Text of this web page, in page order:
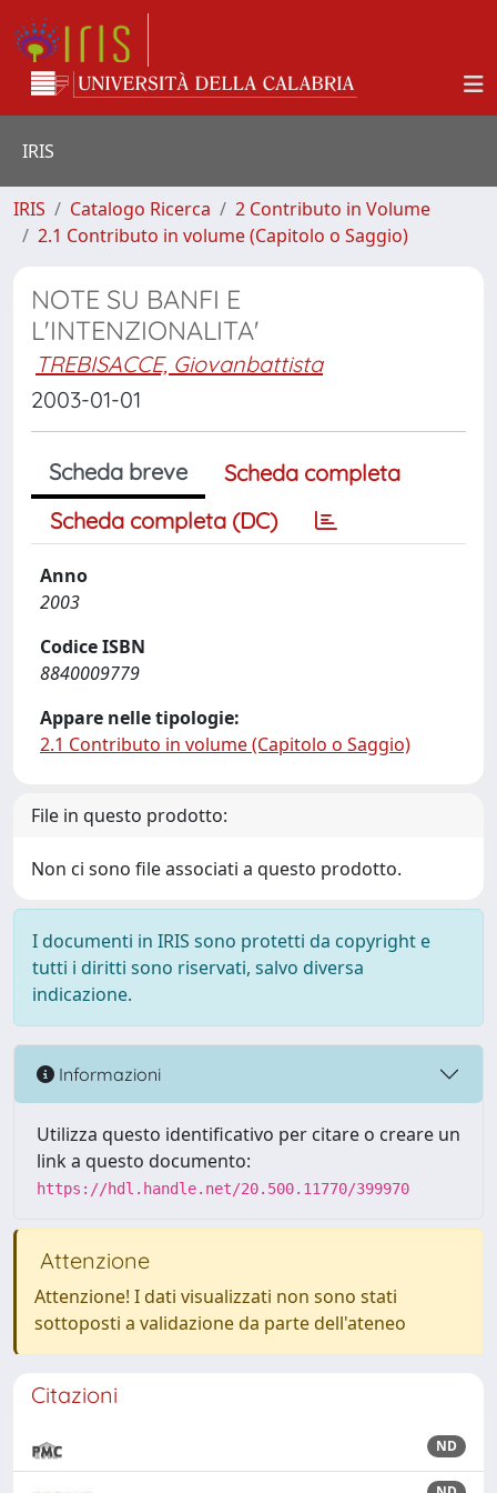
IRIS
IRIS Catalogo Ricerca
2 Contributo in Volume
2.1 Contributo in volume (Capitolo o Saggio)
NOTE SU BANFI E
L'INTENZIONALITA'
TREBISACCE, Giovanbattista
2003-01-01
Scheda breve
Scheda completa
Scheda completa (DC)
Anno
2003
Codice ISBN
8840009779
Appare nelle tipologie:
2.1 Contributo in volume (Capitolo o Saggio)
File in questo prodotto:
Non ci sono file associati a questo prodotto.
I documenti in IRIS sono protetti da copyright e
tutti i diritti sono riservati, salvo diversa
indicazione.
Informazioni
Utilizza questo identificativo per citare o creare un
link a questo documento:
https://hdl.handle.net/20.500.11770/399970
Attenzione
Attenzione! I dati visualizzati non sono stati
sottoposti a validazione da parte dell'ateneo
Citazioni
ND